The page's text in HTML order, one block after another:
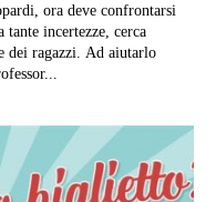
ora deve confrontarsi
incertezze, cerca
dei ragazzi. Ad aiutarlo